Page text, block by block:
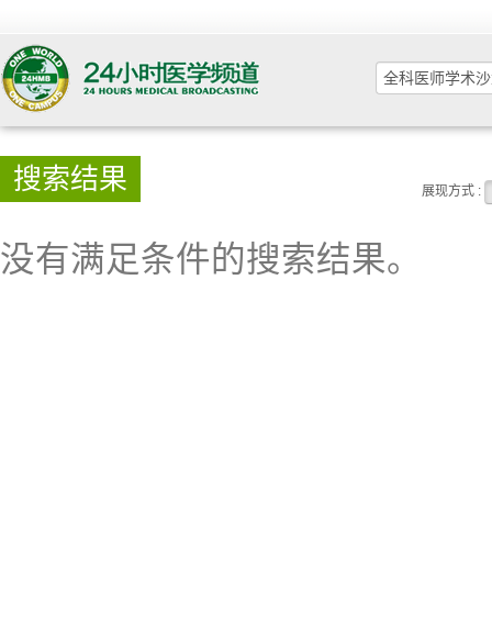
搜索结果 展现方式 :
没有满足条件的搜索结果。